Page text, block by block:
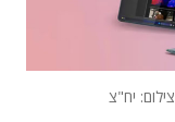
צילום: יח"צ